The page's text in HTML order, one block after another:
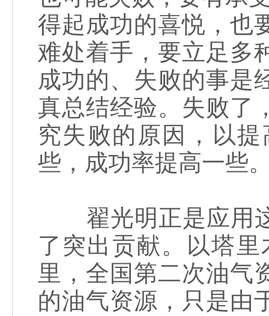
得起成功的喜悦，也
难处着手，要立足多
成功的、失败的事是
真总结经验。失败了
究失败的原因，以
些，成功率提高一些
翟光明正是应用这
了突出贡献。以塔
里，全国第二次油气
的油气资源，只是由